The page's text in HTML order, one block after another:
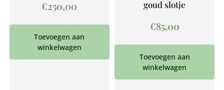
€250,00
Toevoegen aan
winkelwagen
goud slotje
€85,00
Toevoegen aan
winkelwagen